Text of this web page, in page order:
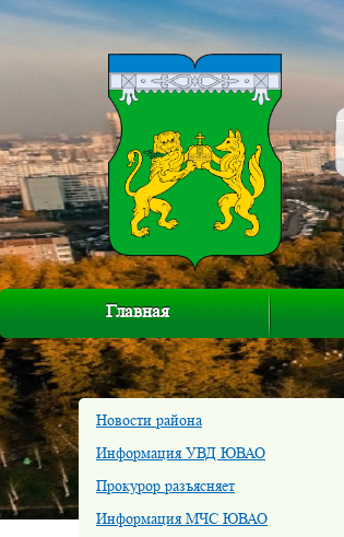
Главная
Новости района
Информация УВД ЮВАО
Прокурор разъясняет
Информация МЧС ЮВАО